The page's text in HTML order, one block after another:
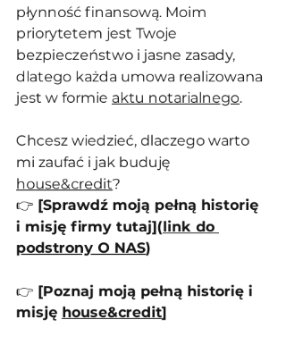
płynność finansową. Moim
priorytetem jest Twoje
bezpieczeństwo i jasne zasady,
dlatego każda umowa realizowana
jest w formie aktu notarialnego.
Chcesz wiedzieć, dlaczego warto
mi zaufać i jak buduję
house&credit?
👉 [Sprawdź moją pełną historię
i misję firmy tutaj](link do
podstrony O NAS)
👉 [Poznaj moją pełną historię i
misję house&credit]